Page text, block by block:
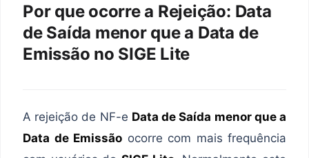
Por que ocorre a Rejeição: Data
de Saída menor que a Data de
Emissão no SIGE Lite
A rejeição de NF-e Data de Saída menor que a
Data de Emissão ocorre com mais frequência